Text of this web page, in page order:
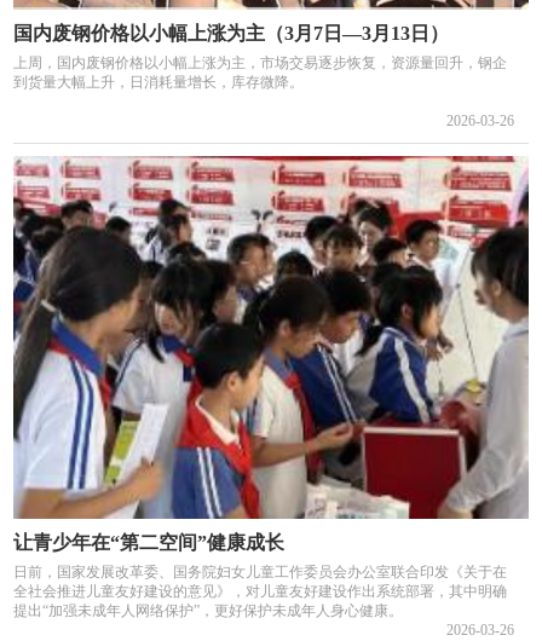
国内废钢价格以小幅上涨为主（3月7日—3月13日）
上周，国内废钢价格以小幅上涨为主，市场交易逐步恢复，资源量回升，钢企
到货量大幅上升，日消耗量增长，库存微降。
2026-03-26
让青少年在“第二空间”健康成长
日前，国家发展改革委、国务院妇女儿童工作委员会办公室联合印发《关于在
全社会推进儿童友好建设的意见》，对儿童友好建设作出系统部署，其中明确
提出“加强未成年人网络保护”，更好保护未成年人身心健康。
2026-03-26